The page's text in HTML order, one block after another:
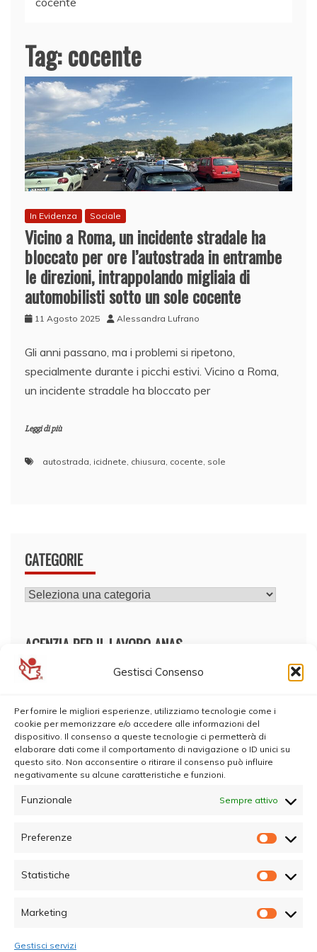
Gestisci Consenso
Per fornire le migliori esperienze, utilizziamo tecnologie come i
cookie per memorizzare e/o accedere alle informazioni del
dispositivo. Il consenso a queste tecnologie ci permetterà di
elaborare dati come il comportamento di navigazione o ID unici su
questo sito. Non acconsentire o ritirare il consenso può influire
negativamente su alcune caratteristiche e funzioni.
Funzionale Sempre attivo
Preferenze
Statistiche
Marketing
Gestisci servizi
Tag:cocente
In Evidenza Sociale
Vicino a Roma, un incidente stradale ha
bloccato per ore l’autostrada in entrambe
le direzioni, intrappolando migliaia di
automobilisti sotto un sole cocente
11 Agosto 2025 Alessandra Lufrano
Gli anni passano, ma i problemi si ripetono,
specialmente durante i picchi estivi. Vicino a Roma,
un incidente stradale ha bloccato per
Leggi di più
autostrada, icidnete, chiusura, cocente, sole
CATEGORIE
CATEGORIE
AGENZIA PER IL LAVORO ANAS